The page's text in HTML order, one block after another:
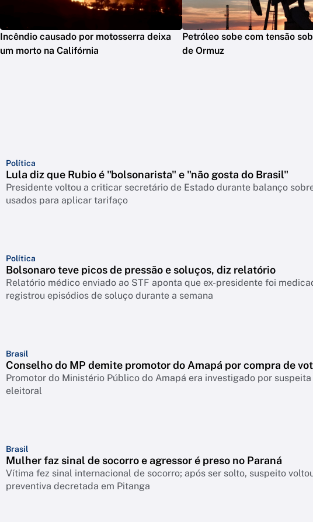
Incêndio causado por motosserra deixa
um morto na Califórnia
Petróleo sobe com tensão
de Ormuz
Política
Lula diz que Rubio é "bolsonarista" e "não gosta do Brasil"
Presidente voltou a criticar secretário de Estado durante balanço
usados para aplicar tarifaço
Política
Bolsonaro teve picos de pressão e soluços, diz relatório
Relatório médico enviado ao STF aponta que ex-presidente foi
registrou episódios de soluço durante a semana
Brasil
Conselho do MP demite promotor do Amapá por compra de
Promotor do Ministério Público do Amapá era investigado por
eleitoral
Brasil
Mulher faz sinal de socorro e agressor é preso no Paraná
Vítima fez sinal internacional de socorro; após ser solto, suspeito
preventiva decretada em Pitanga